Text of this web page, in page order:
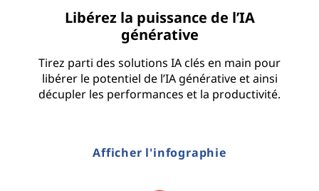
Libérez la puissance de l’IA
générative
Tirez parti des solutions IA clés en main pour
libérer le potentiel de l’IA générative et ainsi
décupler les performances et la productivité.
Afficher l'infographie